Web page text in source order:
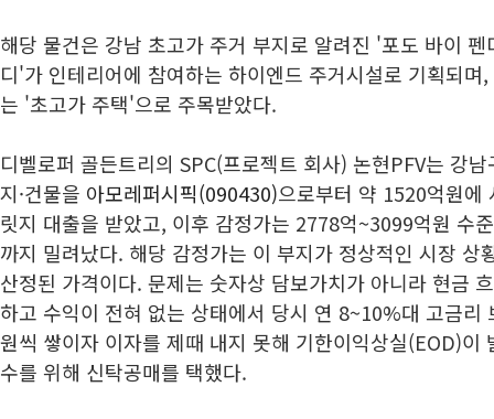
해당 물건은 강남 초고가 주거 부지로 알려진 '포도 바이
디'가 인테리어에 참여하는 하이엔드 주거시설로 기획되
는 '초고가 주택'으로 주목받았다.
디벨로퍼 골든트리의 SPC(프로젝트 회사) 논현PFV는 강
지·건물을 아모레퍼시픽(090430)으로부터 약 1520억원에
릿지 대출을 받았고, 이후 감정가는 2778억~3099억원 수
까지 밀려났다. 해당 감정가는 이 부지가 정상적인 시장 상
산정된 가격이다. 문제는 숫자상 담보가치가 아니라 현금
하고 수익이 전혀 없는 상태에서 당시 연 8~10%대 고금리
원씩 쌓이자 이자를 제때 내지 못해 기한이익상실(EOD)이
수를 위해 신탁공매를 택했다.